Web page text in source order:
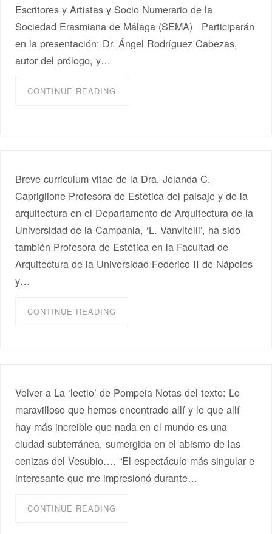
Escritores y Artistas y Socio Numerario de la
Sociedad Erasmiana de Málaga (SEMA) Participarán
en la presentación: Dr. Ángel Rodríguez Cabezas,
autor del prólogo, y…
CONTINUE READING
Breve curriculum vitae de la Dra. Jolanda C.
Capriglione Profesora de Estética del paisaje y de la
arquitectura en el Departamento de Arquitectura de la
Universidad de la Campania, ‘L. Vanvitelli’, ha sido
también Profesora de Estética en la Facultad de
Arquitectura de la Universidad Federico II de Nápoles
y…
CONTINUE READING
Volver a La ‘lectio’ de Pompeia Notas del texto: Lo
maravilloso que hemos encontrado allí y lo que allí
hay más increible que nada en el mundo es una
ciudad subterránea, sumergida en el abismo de las
cenizas del Vesubio…. “El espectáculo más singular e
interesante que me impresionó durante…
CONTINUE READING